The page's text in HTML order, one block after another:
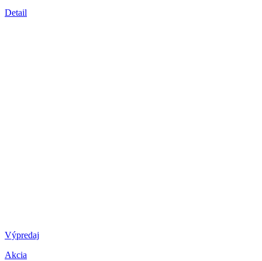
Detail
Výpredaj
Akcia